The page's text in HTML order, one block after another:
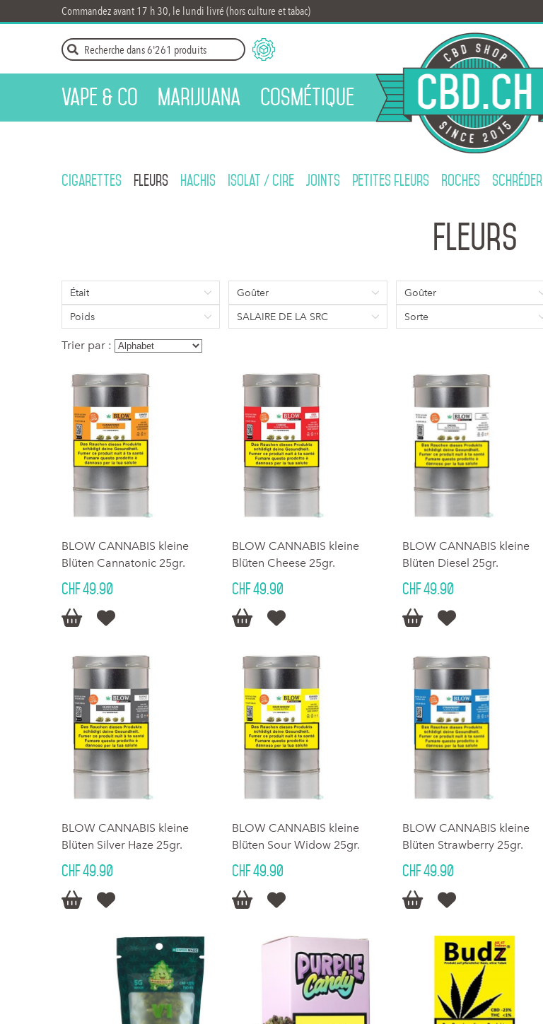
Commandez avant 17 h 30, le lundi livré (hors culture et tabac)
Vape & Co Marijuana Cosmétique
Cigarettes Fleurs Hachis Isolat / Cire Joints petites fleurs Roches Schréder
Fleurs
Était Goûter Goûter
Poids
SALAIRE DE LA SRC Sorte
Trier par :
BLOW CANNABIS kleine
Blüten Cannatonic 25gr.
CHF 49.90
 
BLOW CANNABIS kleine
Blüten Cheese 25gr.
CHF 49.90
 
BLOW CANNABIS kleine
Blüten Diesel 25gr.
CHF 49.90
 
BLOW CANNABIS kleine
Blüten Silver Haze 25gr.
CHF 49.90
 
BLOW CANNABIS kleine
Blüten Sour Widow 25gr.
CHF 49.90
 
BLOW CANNABIS kleine
Blüten Strawberry 25gr.
CHF 49.90
 